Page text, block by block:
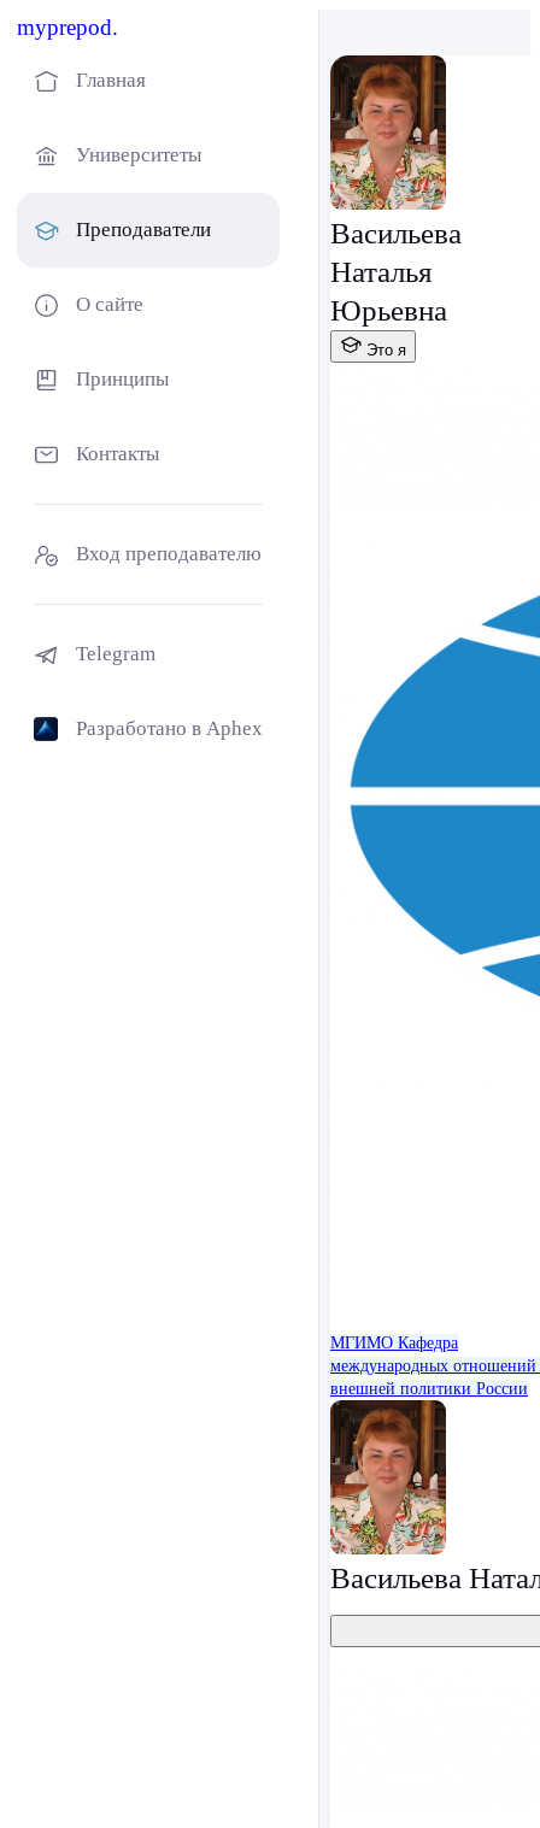
myprepod.
Главная
Университеты
Преподаватели
О сайте
Принципы
Контакты
Вход преподавателю
Telegram
Разработано в Aphex
Васильева
Наталья
Юрьевна
Это я
МГИМО Кафедра
международных отношений
внешней политики России
Васильева